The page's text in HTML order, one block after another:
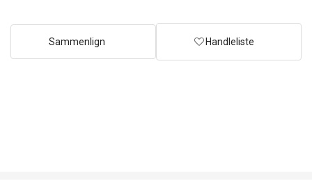
Sammenlign Handleliste